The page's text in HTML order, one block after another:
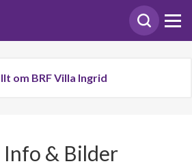
om BRF Villa Ingrid
Info & Bilder